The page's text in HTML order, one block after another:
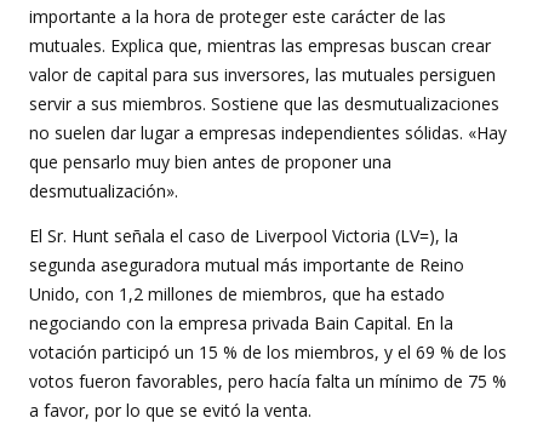
importante a la hora de proteger este carácter de las
mutuales. Explica que, mientras las empresas buscan crear
valor de capital para sus inversores, las mutuales persiguen
servir a sus miembros. Sostiene que las desmutualizaciones
no suelen dar lugar a empresas independientes sólidas. «Hay
que pensarlo muy bien antes de proponer una
desmutualización».
El Sr. Hunt señala el caso de Liverpool Victoria (LV=), la
segunda aseguradora mutual más importante de Reino
Unido, con 1,2 millones de miembros, que ha estado
negociando con la empresa privada Bain Capital. En la
votación participó un 15 % de los miembros, y el 69 % de los
votos fueron favorables, pero hacía falta un mínimo de 75 %
a favor, por lo que se evitó la venta.